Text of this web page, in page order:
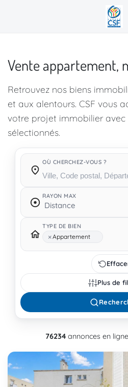
Vente appartement,
Retrouvez nos biens
et aux alentours. CSF vous
votre projet immobilier avec
sélectionnés.
OÙ CHERCHEZ-VOUS ?
RAYON MAX
TYPE DE BIEN
×Appartement
Plus de
76234annonces en